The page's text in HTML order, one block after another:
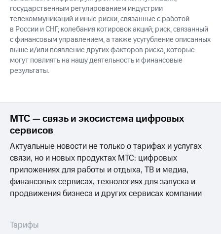
государственным регулированием индустрии
телекоммуникаций и иные риски, связанные с работой
в России и СНГ; колебания котировок акций; риск, связанный
с финансовым управлением, а также усугубление описанных
выше и/или появление других факторов риска, которые
могут повлиять на нашу деятельность и финансовые
результаты.
МТС — связь и экосистема цифровых
сервисов
Актуальные новости не только о тарифах и услугах
связи, но и новых продуктах МТС: цифровых
приложениях для работы и отдыха, ТВ и медиа,
финансовых сервисах, технологиях для запуска и
продвижения бизнеса и других сервисах компании
Тарифы